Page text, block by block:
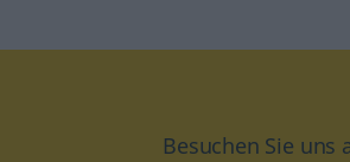
Besuchen Sie uns